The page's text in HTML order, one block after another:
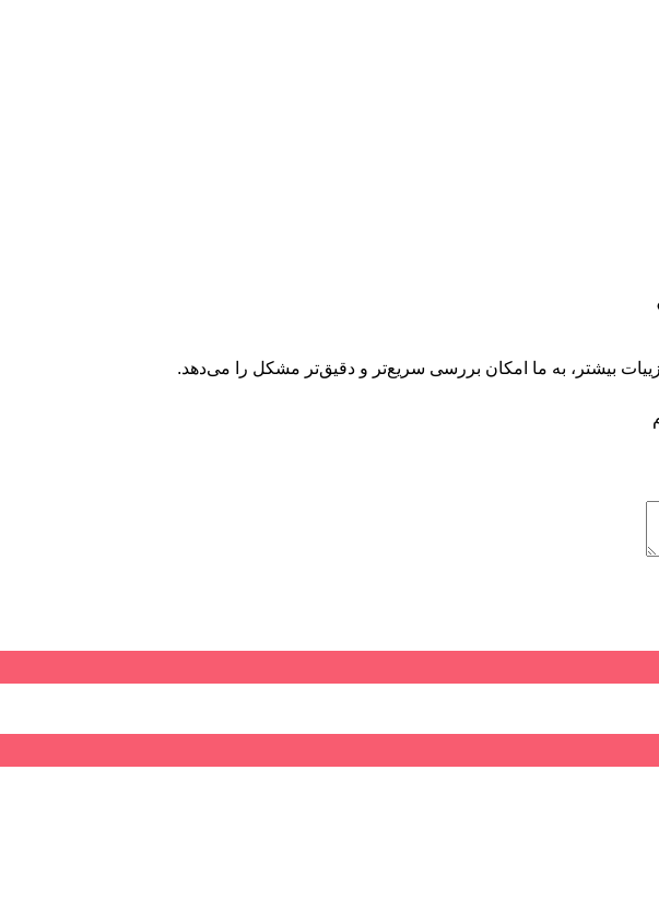
جزییات بیشتر، به ما امکان بررسی سریع‌تر و دقیق‌تر مشکل را می‌دهد.